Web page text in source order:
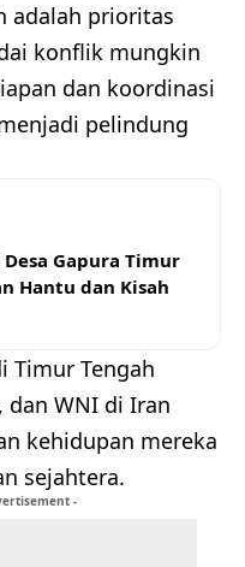
adalah prioritas
konflik mungkin
dan koordinasi
pelindung
Gapura Timur
Hantu dan Kisah
Timur Tengah
dan WNI di Iran
kehidupan mereka
sejahtera.
-